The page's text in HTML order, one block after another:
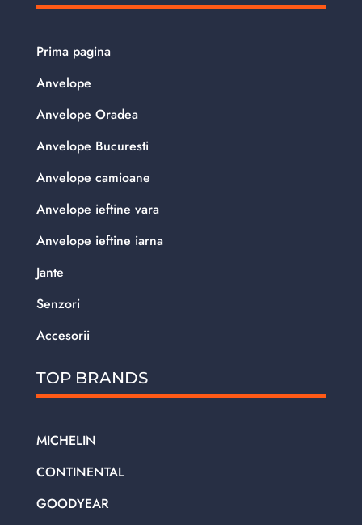
Prima pagina
Anvelope
Anvelope Oradea
Anvelope Bucuresti
Anvelope camioane
Anvelope ieftine vara
Anvelope ieftine iarna
Jante
Senzori
Accesorii
TOP BRANDS
MICHELIN
CONTINENTAL
GOODYEAR